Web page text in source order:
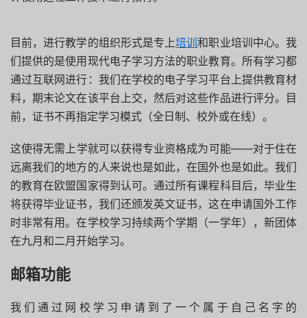
目前，进行教学的组织形式是专上培训和职业培训中心。我
们提供的是使用现代电子学习方法的职业教育。所有学习都
通过互联网进行：我们在学校的电子学习平台上提供教育材
料，期末论文在该平台上交，然后对这些作品进行评分。目
前，证书不再指定学习模式（全日制、校外或在线）。
这使得无需上学就可以获得专业资格成为可能——对于住在
远离我们的地方的人来说也是如此，在国外也是如此。我们
的教育在欧盟国家得到认可。通过所有课程科目后，毕业生
将获得毕业证书，我们还颁发英文证书，这在申请国外工作
时非常有用。在学校学习持续两个学期（一学年），新团体
在九月和二月开始学习。
邮箱功能
我们通过网校学习申请到了一个属于自己名字的